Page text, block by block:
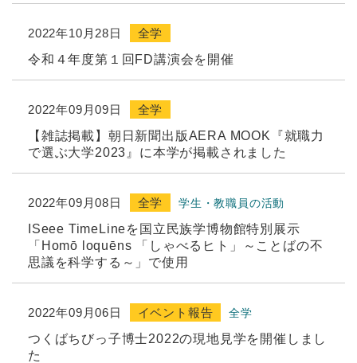
2022年10月28日
全学
令和４年度第１回FD講演会を開催
2022年09月09日
全学
【雑誌掲載】朝日新聞出版AERA MOOK『就職力
で選ぶ大学2023』に本学が掲載されました
2022年09月08日 全学 学生・教職員の活動
ISeee TimeLineを国立民族学博物館特別展示
「Homō loquēns 「しゃべるヒト」～ことばの不
思議を科学する～」で使用
2022年09月06日 イベント報告 全学
つくばちびっ子博士2022の現地見学を開催しまし
た